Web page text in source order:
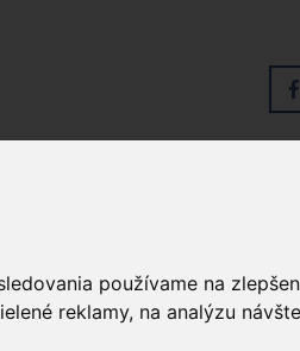
používame na
reklamy, na analýzu